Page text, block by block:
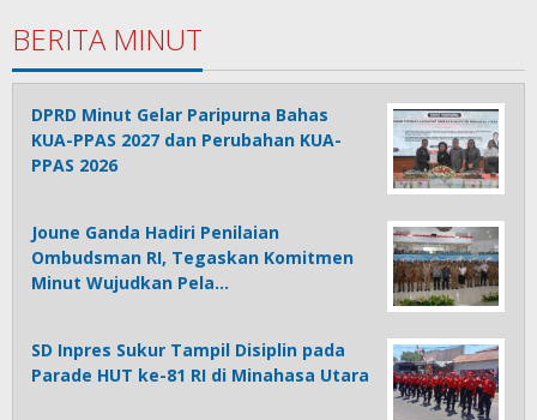
BERITA MINUT
DPRD Minut Gelar Paripurna Bahas
KUA-PPAS 2027 dan Perubahan KUA-
PPAS 2026
Joune Ganda Hadiri Penilaian
Ombudsman RI, Tegaskan Komitmen
Minut Wujudkan Pela…
SD Inpres Sukur Tampil Disiplin pada
Parade HUT ke-81 RI di Minahasa Utara